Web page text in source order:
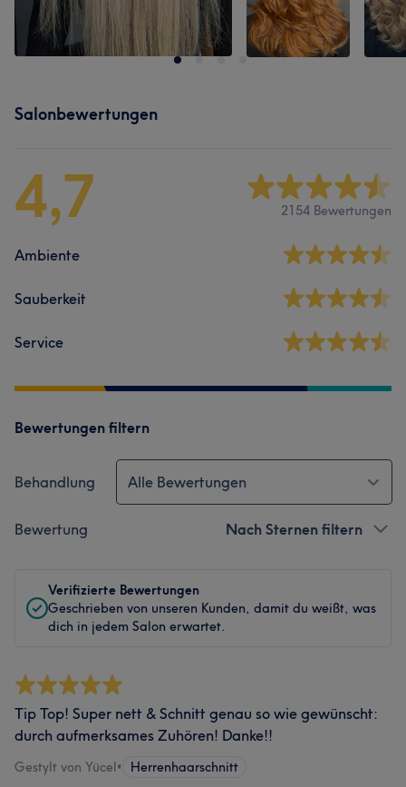
Salonbewertungen
4,7 2154 Bewertungen
Ambiente
Sauberkeit
Service
Bewertungen filtern
Behandlung Alle Bewertungen
Bewertung Nach Sternen filtern
Verifizierte Bewertungen
Geschrieben von unseren Kunden, damit du weißt, was
dich in jedem Salon erwartet.
Tip Top! Super nett & Schnitt genau so wie gewünscht:
durch aufmerksames Zuhören! Danke!!
Gestylt von Yücel• Herrenhaarschnitt